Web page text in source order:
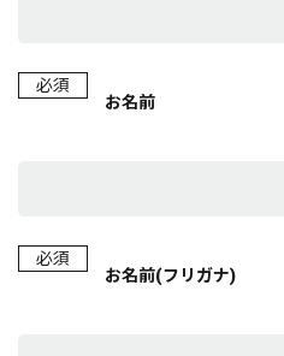
必須
お名前
必須
お名前(フリガナ)